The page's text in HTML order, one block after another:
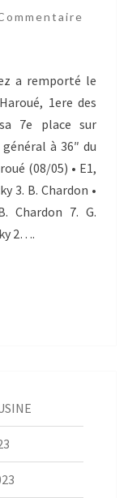
a remporté le
1ere des
7e place sur
à 36″ du
(08/05) • E1,
3. B. Chardon •
Chardon 7. G.
2….
SUITE